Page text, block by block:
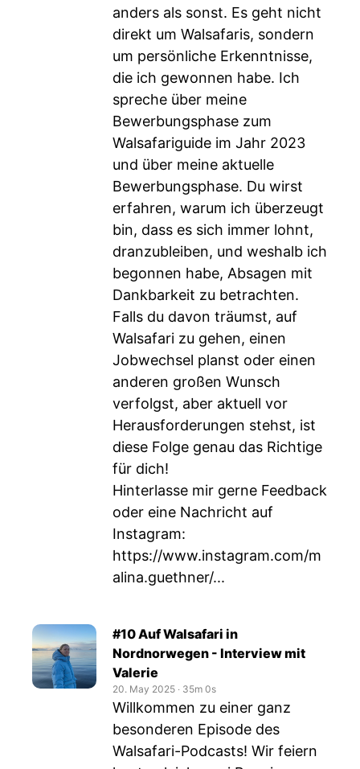
anders als sonst. Es geht nicht
direkt um Walsafaris, sondern
um persönliche Erkenntnisse,
die ich gewonnen habe. Ich
spreche über meine
Bewerbungsphase zum
Walsafariguide im Jahr 2023
und über meine aktuelle
Bewerbungsphase. Du wirst
erfahren, warum ich überzeugt
bin, dass es sich immer lohnt,
dranzubleiben, und weshalb ich
begonnen habe, Absagen mit
Dankbarkeit zu betrachten.
Falls du davon träumst, auf
Walsafari zu gehen, einen
Jobwechsel planst oder einen
anderen großen Wunsch
verfolgst, aber aktuell vor
Herausforderungen stehst, ist
diese Folge genau das Richtige
für dich!
Hinterlasse mir gerne Feedback
oder eine Nachricht auf
Instagram:
https://www.instagram.com/m
alina.guethner/...
#10 Auf Walsafari in
Nordnorwegen - Interview mit
Valerie
20. May 2025 ‧ 35m 0s
Willkommen zu einer ganz
besonderen Episode des
Walsafari-Podcasts! Wir feiern